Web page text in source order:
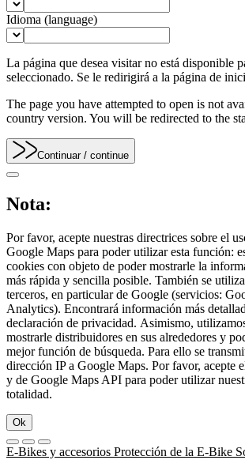
Idioma (language)
La página que desea visitar no está disponible
seleccionado. Se le redirigirá a la página de
The page you have attempted to open is not
country version. You will be redirected to the
Continuar / continue
Nota:
Por favor, acepte nuestras directrices sobre el
Google Maps para poder utilizar esta función:
cookies con objeto de poder mostrarle la
más rápida y sencilla posible. También se
terceros, en particular de Google (servicios:
Analytics). Encontrará información más
declaración de privacidad. Asimismo,
mostrarle distribuidores en sus alrededores y
mejor función de búsqueda. Para ello se
dirección IP a Google Maps. Por favor, acepte
y de Google Maps API para poder utilizar
totalidad.
Ok
E-Bikes y accesorios Protección de la E-Bike